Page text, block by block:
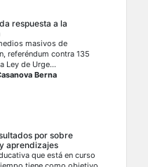
respuesta a la
masivos de
referéndum contra 135
Ley de Urge...
Berna
por sobre
aprendizajes
que está en curso